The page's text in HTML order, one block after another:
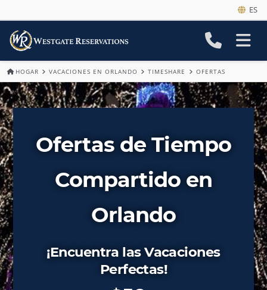
ES
HOGAR VACACIONES EN ORLANDO TIMESHARE OFERTAS
Ofertas de Tiempo
Compartido en
Orlando
¡Encuentra las Vacaciones
Perfectas!